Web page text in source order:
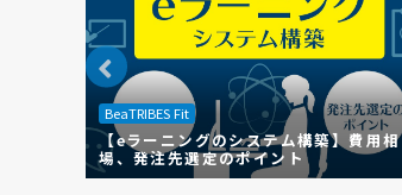
BeaTRIBES Fit
【eラーニングのシステム構築】費用相
場、発注先選定のポイント